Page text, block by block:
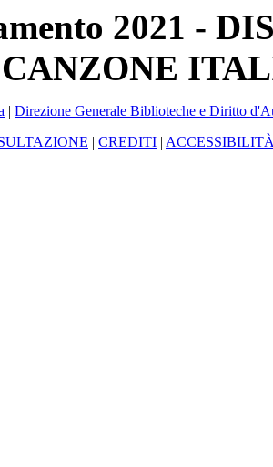
2021 -
| Direzione Generale Biblioteche e Diritto
| CREDITI |